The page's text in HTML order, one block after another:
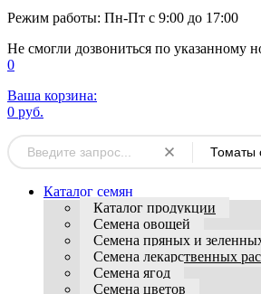
Режим работы: Пн-Пт с 9:00 до 17:00
Не смогли дозвониться по указанному
0
Ваша корзина:
0 руб.
Каталог семян
Каталог продукции
Семена овощей
Семена пряных и
Семена лекарственных
Семена ягод
Семена цветов